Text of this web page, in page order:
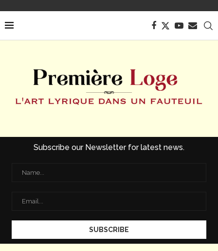
Subscribe our Newsletter for latest news.